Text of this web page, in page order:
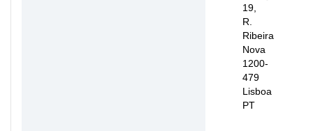
19,
R.
Ribeira
Nova
1200-
479
Lisboa
PT